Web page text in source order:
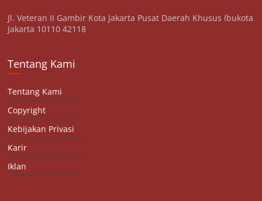
Jl. Veteran II Gambir Kota Jakarta Pusat Daerah Khusus Ibukota
Jakarta 10110 42118
Tentang Kami
Tentang Kami
Copyright
Kebijakan Privasi
Karir
Iklan